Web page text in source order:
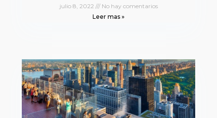
julio 8, 2022
No hay comentarios
Leer mas »